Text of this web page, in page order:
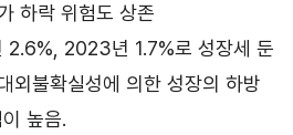
하락 위험도 상존
2023년 1.7%로 성장세 둔
외불확실성에 의한 성장의 하방
높음.